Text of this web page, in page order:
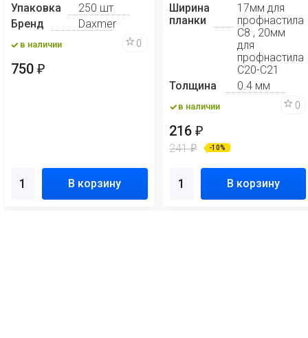
Упаковка
250 шт
Бренд
Daxmer
в наличии 0
750 ₽
В корзину
Ширина
планки
17мм для
профнастила
С8 , 20мм
для
профнастила
С20-С21
Толщина
0.4 мм
в наличии 0
216₽
241₽ -10%
В корзину